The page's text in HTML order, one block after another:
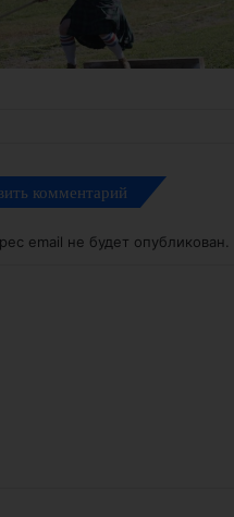
комментарий
email не будет опубликован.